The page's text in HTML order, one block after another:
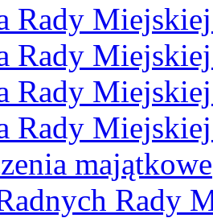
Rady
Rady
Rady
Rady
majątkowe
Rady